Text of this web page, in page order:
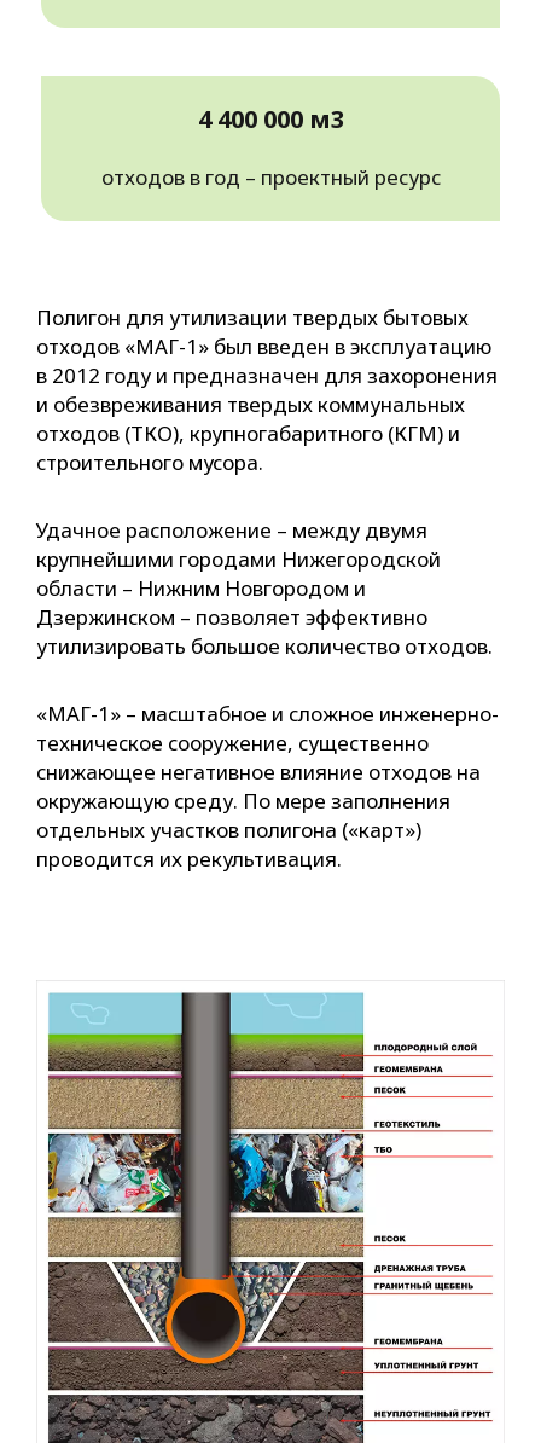
4 400 000 м3
отходов в год – проектный ресурс
Полигон для утилизации твердых бытовых
отходов «МАГ-1» был введен в эксплуатацию
в 2012 году и предназначен для захоронения
и обезвреживания твердых коммунальных
отходов (ТКО), крупногабаритного (КГМ) и
строительного мусора.
Удачное расположение – между двумя
крупнейшими городами Нижегородской
области – Нижним Новгородом и
Дзержинском – позволяет эффективно
утилизировать большое количество отходов.
«МАГ-1» – масштабное и сложное инженерно-
техническое сооружение, существенно
снижающее негативное влияние отходов на
окружающую среду. По мере заполнения
отдельных участков полигона («карт»)
проводится их рекультивация.